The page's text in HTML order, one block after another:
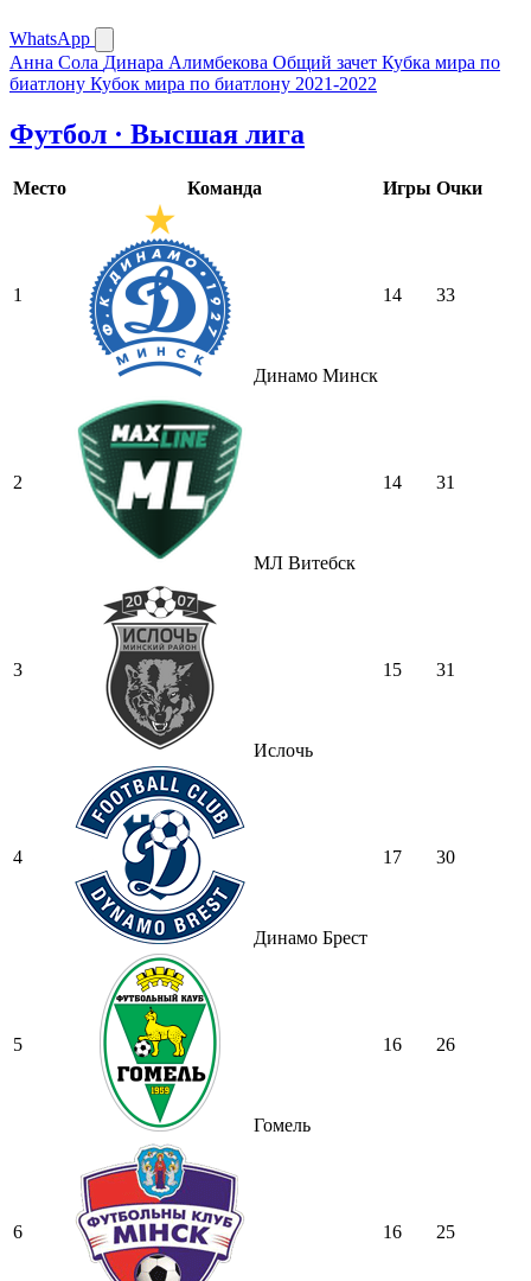
WhatsApp
Анна Сола Динара Алимбекова Общий зачет Кубка мира по
биатлону Кубок мира по биатлону 2021-2022
Футбол · Высшая лига
Место Команда Игры Очки
1
Динамо Минск
14 33
2
МЛ Витебск
14 31
3
Ислочь
15 31
4
Динамо Брест
17 30
5
Гомель
16 26
6 16 25